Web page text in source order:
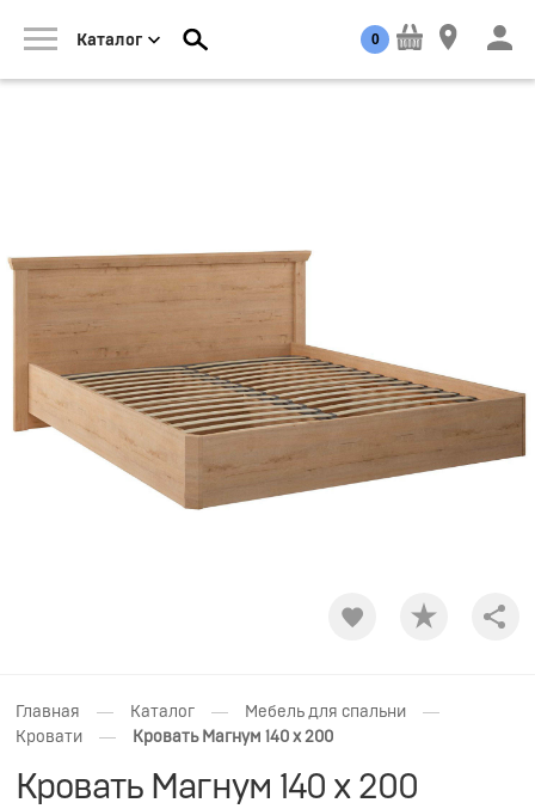
Каталог 0
Главная — Каталог — Мебель для спальни —
Кровати — Кровать Магнум 140 х 200
Кровать Магнум 140 х 200